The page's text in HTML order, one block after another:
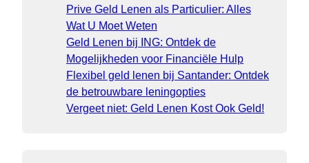
Prive Geld Lenen als Particulier: Alles
Wat U Moet Weten
Geld Lenen bij ING: Ontdek de
Mogelijkheden voor Financiële Hulp
Flexibel geld lenen bij Santander: Ontdek
de betrouwbare leningopties
Vergeet niet: Geld Lenen Kost Ook Geld!